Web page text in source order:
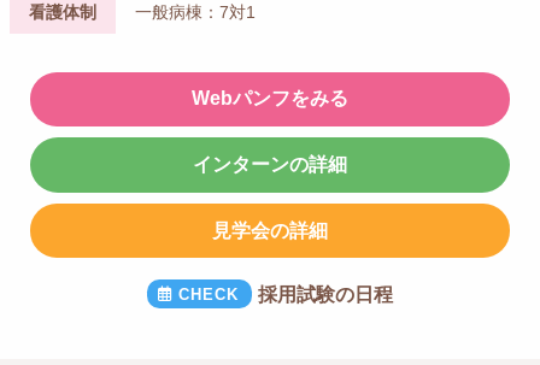
看護体制 一般病棟：7対1
Webパンフをみる
インターンの詳細
見学会の詳細
採用試験の日程